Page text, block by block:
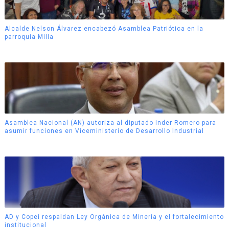
Alcalde Nelson Álvarez encabezó Asamblea Patriótica en la
parroquia Milla
Asamblea Nacional (AN) autoriza al diputado Inder Romero para
asumir funciones en Viceministerio de Desarrollo Industrial
AD y Copei respaldan Ley Orgánica de Minería y el fortalecimiento
institucional